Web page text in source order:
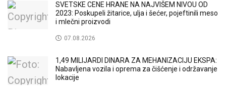
SVETSKE CENE HRANE NA NAJVIŠEM NIVOU OD
2023: Poskupeli žitarice, ulja i šećer, pojeftinili meso
i mlečni proizvodi
07.08.2026
1,49 MILIJARDI DINARA ZA MEHANIZACIJU EKSPA:
Nabavljena vozila i oprema za čišćenje i održavanje
lokacije